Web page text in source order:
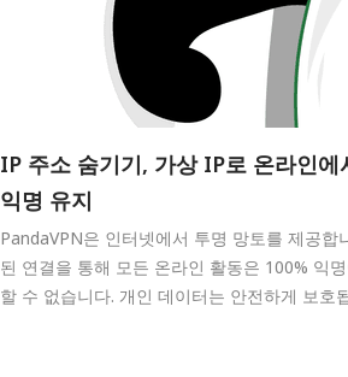
IP 주소 숨기기, 가상 IP로 온라인에
익명 유지
PandaVPN은 인터넷에서 투명 망토를 제공합
된 연결을 통해 모든 온라인 활동은 100% 익
할 수 없습니다. 개인 데이터는 안전하게 보호